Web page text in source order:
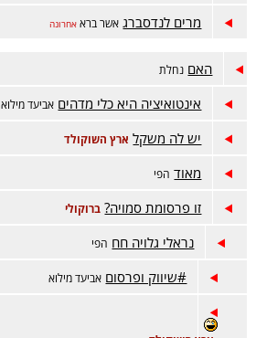
מרים לנדסברג אשר ברא אחרונה
האם נחלת
אינטואיציה היא כלי מדהים אביעד מילוא
יש לה משקל ארץ השוקולד
מאוד הפי
זו פרסומת סמויה? ברוקולי
נראלי גלויה חח הפי
#שיווק ופרסום אביעד מילוא